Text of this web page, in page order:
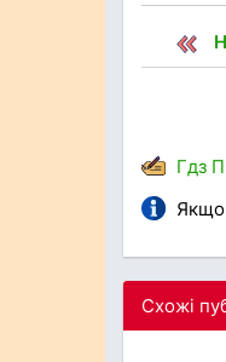
Гдз
Якщо
Схожі